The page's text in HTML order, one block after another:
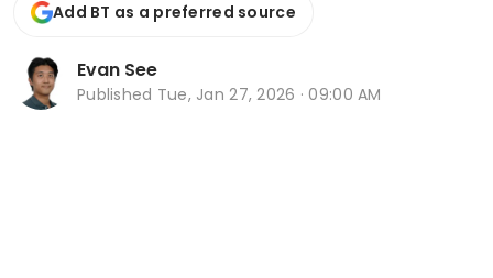
Add BT as a preferred source
Evan See
Published Tue, Jan 27, 2026 · 09:00 AM